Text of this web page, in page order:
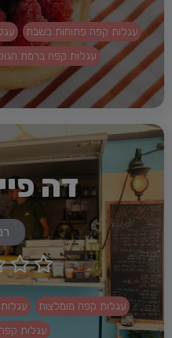
עגלות קפה פתוחות בשבת
עגלות קפה ברמת
דה


עגלות קפה מומלצות
עגלות